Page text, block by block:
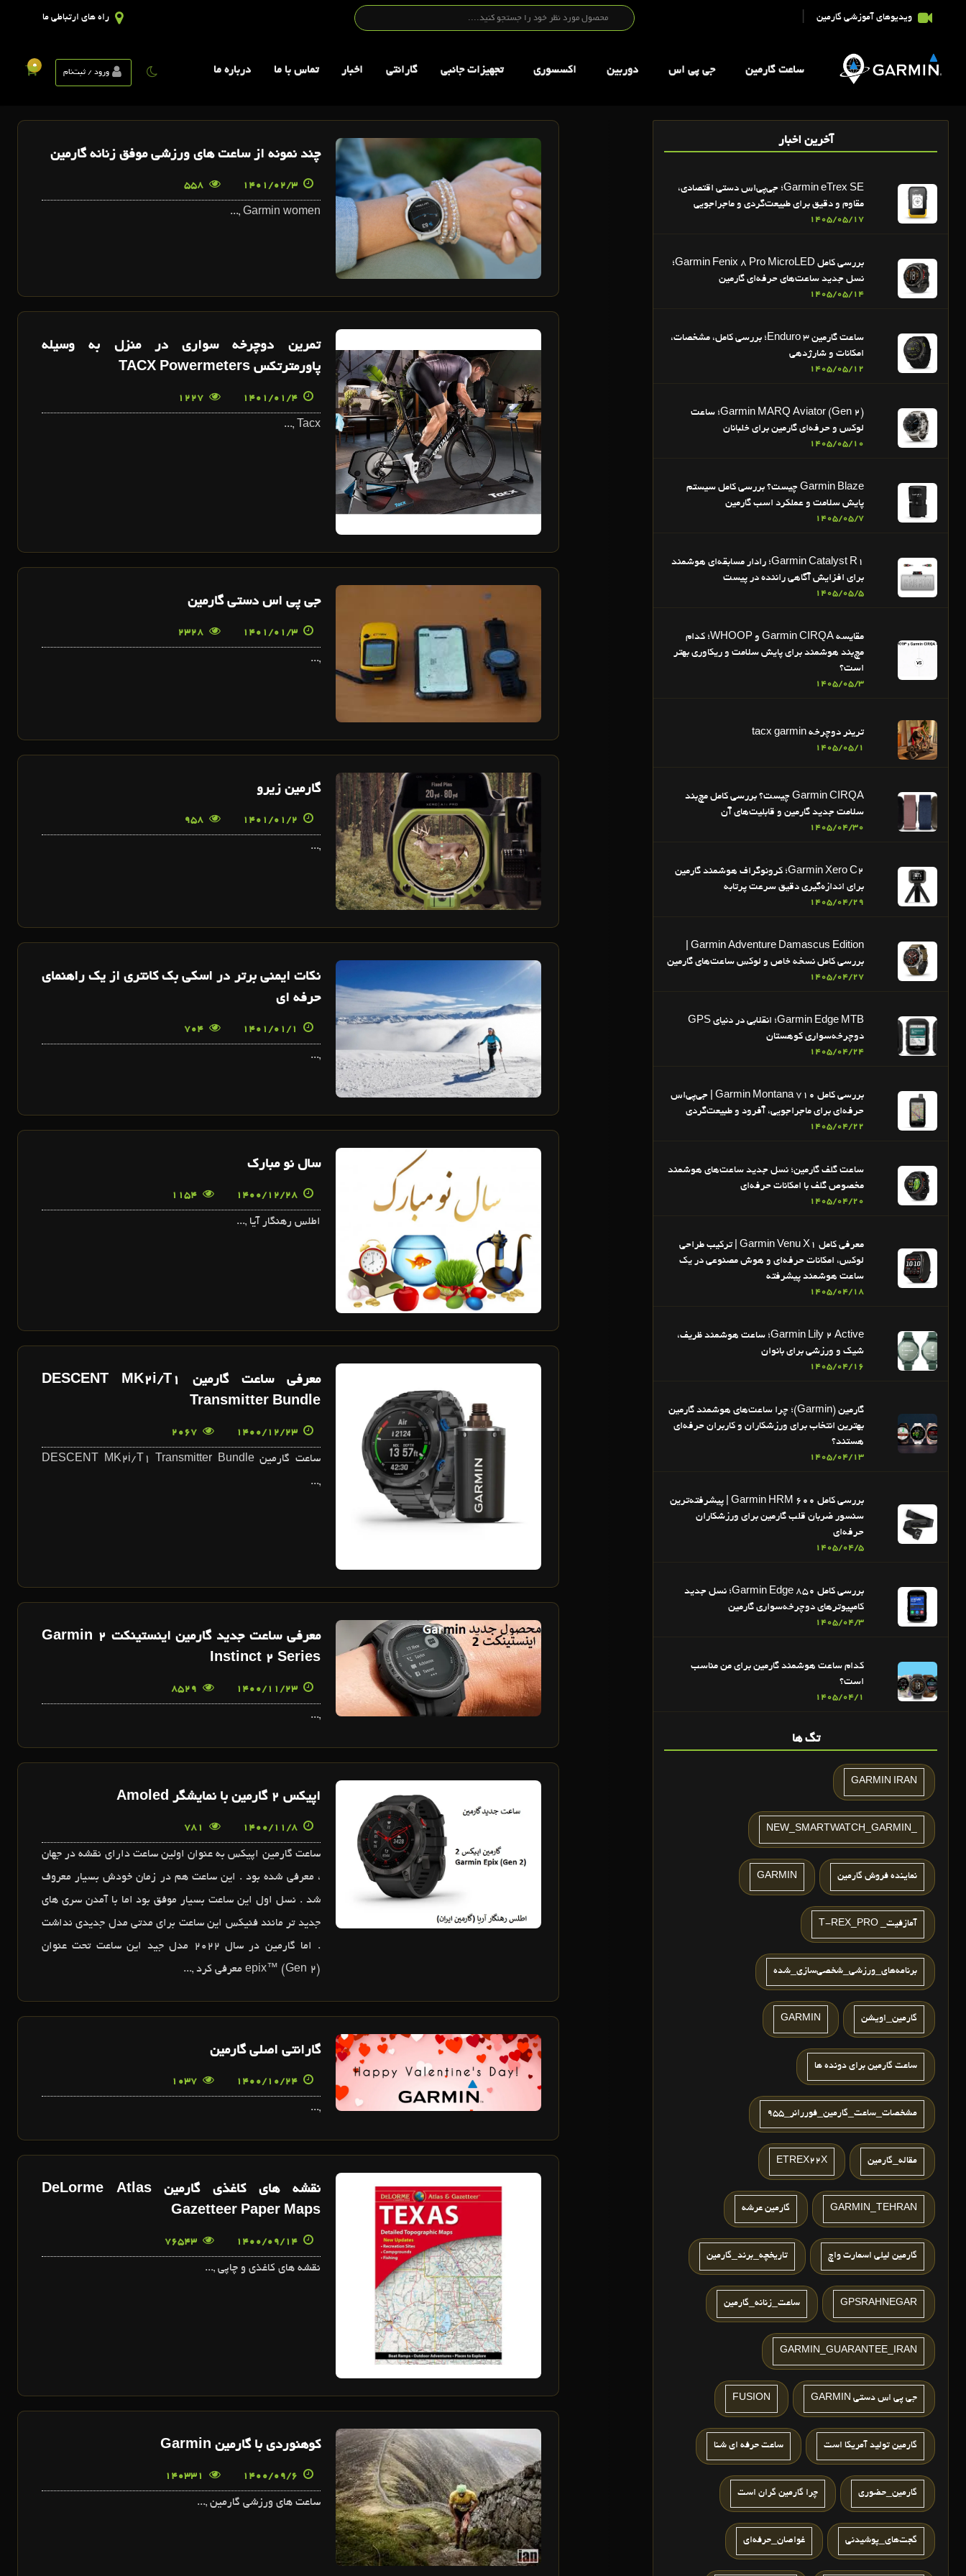
ویدیوهای آموزشی گارمین راه های ارتباطی ما
ورود / ثبت‌نام
0 ساعت گارمین جی پی اس دوربین اکسسوری تجهيزات جانبي گارانتی اخبار تماس با ما درباره ما
آخرین اخبار
Garmin eTrex SE؛ جی‌پی‌اس دستی اقتصادی،
مقاوم و دقیق برای طبیعت‌گردی و ماجراجویی
1405/05/17
بررسی کامل Garmin Fenix 8 Pro MicroLED؛
نسل جدید ساعت‌های حرفه‌ای گارمین
1405/05/14
ساعت گارمین Enduro 3؛ بررسی کامل، مشخصات،
امکانات و شارژدهی
1405/05/12
Garmin MARQ Aviator (Gen 2)؛ ساعت
لوکس و حرفه‌ای گارمین برای خلبانان
1405/05/10
Garmin Blaze چیست؟ بررسی کامل سیستم
پایش سلامت و عملکرد اسب گارمین
1405/05/7
Garmin Catalyst R1؛ رادار مسابقه‌ای هوشمند
برای افزایش آگاهی راننده در پیست
1405/05/5
مقایسه Garmin CIRQA و WHOOP؛ کدام
مچ‌بند هوشمند برای پایش سلامت و ریکاوری بهتر
است؟
1405/05/3
ترینر دوچرخه tacx garmin
1405/05/1
Garmin CIRQA چیست؟ بررسی کامل مچ‌بند
سلامت جدید گارمین و قابلیت‌های آن
1405/04/30
Garmin Xero C2؛ کرونوگراف هوشمند گارمین
برای اندازه‌گیری دقیق سرعت پرتابه
1405/04/29
بررسی کامل نسخه خاص و لوکس ساعت‌های گارمین
1405/04/27
Garmin Edge MTB؛ انقلابی در دنیای GPS
دوچرخه‌سواری کوهستان
1405/04/24
بررسی کامل Garmin Montana 710 | جی‌پی‌اس
حرفه‌ای برای ماجراجویی، آفرود و طبیعت‌گردی
1405/04/22
ساعت گلف گارمین؛ نسل جدید ساعت‌های هوشمند
مخصوص گلف با امکانات حرفه‌ای
1405/04/20
معرفی کامل Garmin Venu X1 | ترکیب طراحی
لوکس، امکانات حرفه‌ای و هوش مصنوعی در یک
ساعت هوشمند پیشرفته
1405/04/18
Garmin Lily 2 Active؛ ساعت هوشمند ظریف،
شیک و ورزشی برای بانوان
1405/04/16
گارمین (Garmin)؛ چرا ساعت‌های هوشمند گارمین
بهترین انتخاب برای ورزشکاران و کاربران حرفه‌ای
هستند؟
1405/04/13
بررسی کامل Garmin HRM 600 | پیشرفته‌ترین
سنسور ضربان قلب گارمین برای ورزشکاران
حرفه‌ای
1405/04/5
بررسی کامل Garmin Edge 850؛ نسل جدید
کامپیوترهای دوچرخه‌سواری گارمین
1405/04/3
کدام ساعت هوشمند گارمین برای من مناسب
است؟
1405/04/1
تگ ها
GARMIN IRAN
نماينده فروش گارمين GARMIN
آمازفیت_ T-REX_PRO
برنامه‌های_ورزشی_شخصی‌سازی‌_شده
گارمین_اویشن GARMIN
ساعت گارمین برای دونده ها
مشخصات_ساعت_گارمین_فوررانر_955
مقاله_گارمین ETREX22X
GARMIN_TEHRAN گارمین عرشه
گارمين ليلي اسمارت واچ تاریخچه_برند_گارمین
GPSRAHNEGAR ساعت_زنانه_گارمین
GARMIN_GUARANTEE_IRAN
جی پی اس دستی GARMIN FUSION
گارمين توليد آمريکا است ساعت حرفه ای شنا
گارمین_حضوری چرا گارمین گران است
گجت‌های_پوشیدنی غواصان_حرفه‌ای
چند نمونه از ساعت های ورزشی موفق زنانه گارمین
1401/02/3
558
Garmin women ,...
تمرين دوچرخه سواري در منزل به وسيله
پاورمترتکس TACX Powermeters
1401/01/4
1227
Tacx ,...
جی پی اس دستی گارمین
1401/01/3
2328
,...
گارمین زیرو
958
,...
نکات ایمنی برتر در اسکی بک کانتری از یک راهنمای
حرفه ای
704
,...
سال نو مبارک
1400/12/28
1154
اطلس رهنگار آیا ,...
معرفی ساعت گارمین DESCENT MK2i/T1
Transmitter Bundle
1400/12/23
2067
ساعت گارمین DESCENT MK2i/T1 Transmitter Bundle
,...
معرفی ساعت جدید گارمین اینستینکت 2 Garmin
Instinct 2 Series
1400/11/23
,...
اپیکس ۲ گارمین با نمایشگر Amoled
1400/11/8
ساعت گارمین اپیکس به عنوان اولین ساعت دارای نقشه در جهان
، معرفی شده بود . این ساعت هم در زمان خودش بسیار معروف
شد . نسل اول این ساعت بسیار موفق بود اما با آمدن سری های
جدید تر مانند فنیکس این ساعت برای مدتی مدل جدیدی نداشت
. اما گارمین در سال 2022 مدل جید این ساعت تحت عنوان
epix™ (Gen 2) معرفی کرد ,...
گارانتی اصلی گارمین
1400/10/24
1037
,...
نقشه هاي کاغذي گارمين DeLorme Atlas
Gazetteer Paper Maps
1400/09/14
76543
نقشه هاي کاغذي و چاپي ,...
کوهنوردي با گارمين Garmin
ساعت هاي ورزشي گارمين ,...